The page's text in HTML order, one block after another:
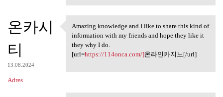
온카시
티
13.08.2024
Adres
Amazing knowledge and I like
Amazing knowledge and I like to share this kind of
information with my friends and hope they like it
they why I do.
[url=https://114onca.com/]온라인카지노[/url]